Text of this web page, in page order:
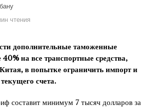
чтения
дополнительные таможенные
на все транспортные средства,
в попытке ограничить импорт и
счета.
составит минимум 7 тысяч долларов за